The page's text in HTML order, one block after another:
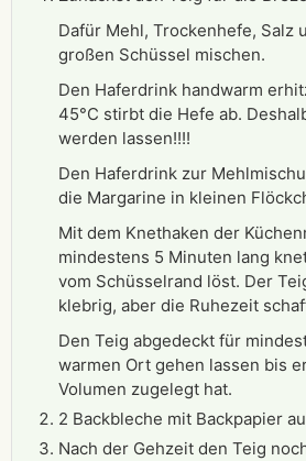
Dafür Mehl, Trockenhefe, Salz
großen Schüssel mischen.
Den Haferdrink handwarm
45°C stirbt die Hefe ab.
werden lassen!!!!
Den Haferdrink zur
die Margarine in kleinen
Mit dem Knethaken der
mindestens 5 Minuten lang
vom Schüsselrand löst. Der
klebrig, aber die Ruhezeit
Den Teig abgedeckt für
warmen Ort gehen lassen bis
Volumen zugelegt hat.
2 Backbleche mit Backpapier
Nach der Gehzeit den Teig